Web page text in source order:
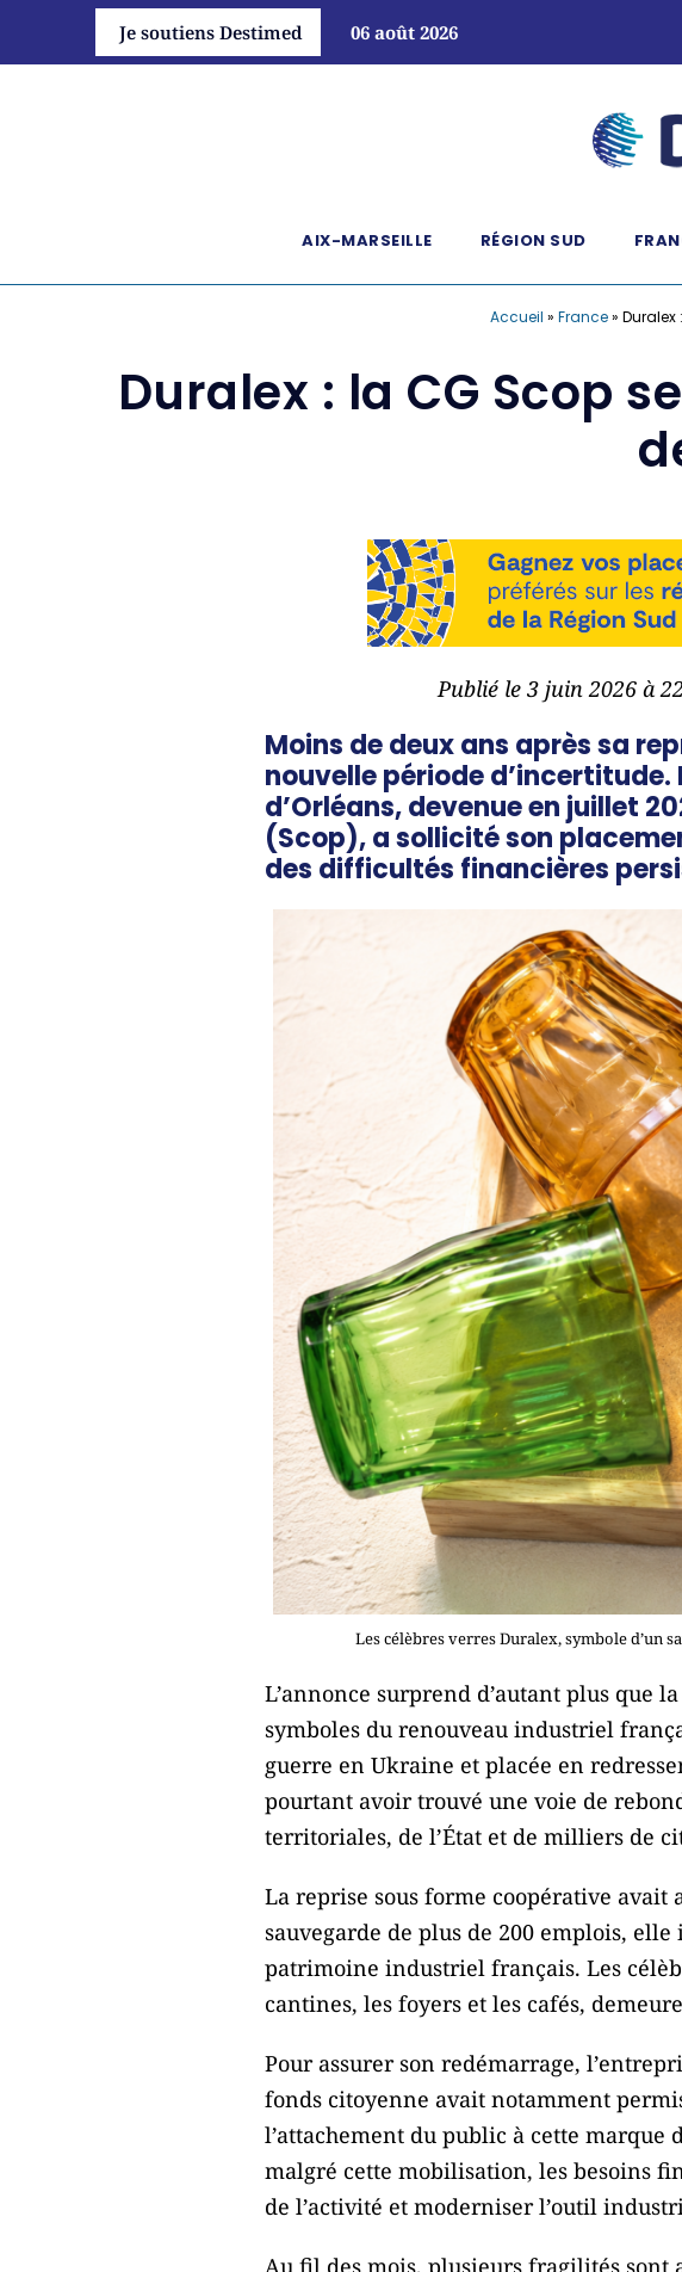
Je soutiens Destimed 06 août 2026
AIX-MARSEILLE RÉGION SUD
Accueil » France» Duralex
Duralex : la CG Scop
Publié le 3 juin 2026 à
Moins de deux ans après sa
nouvelle période
d’Orléans, devenue en juillet
(Scop), a sollicité son
des difficultés financières
Les célèbres verres Duralex, symbole d’un
L’annonce surprend d’autant plus que
symboles du renouveau industriel
guerre en Ukraine et placée en
pourtant avoir trouvé une voie de
territoriales, de l’État et de milliers de
La reprise sous forme coopérative
sauvegarde de plus de 200 emplois,
patrimoine industriel français. Les
cantines, les foyers et les cafés,
Pour assurer son redémarrage,
fonds citoyenne avait notamment
l’attachement du public à cette
malgré cette mobilisation, les besoins
de l’activité et moderniser l’outil